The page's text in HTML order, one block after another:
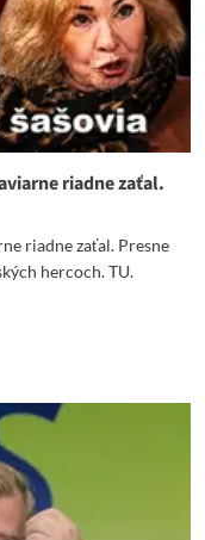
riadne zaťal.
riadne zaťal. Presne
hercoch. TU.